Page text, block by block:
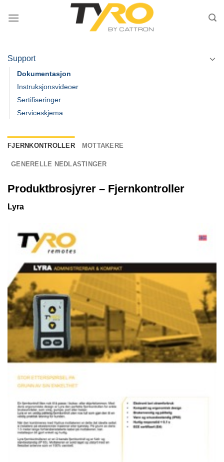
FJERNKONTROLLER MOTTAKERE
GENERELLE NEDLASTINGER
Produktbrosjyrer – Fjernkontroller
Lyra
Support
Dokumentasjon
Instruksjonsvideoer
Sertifiseringer
Serviceskjema